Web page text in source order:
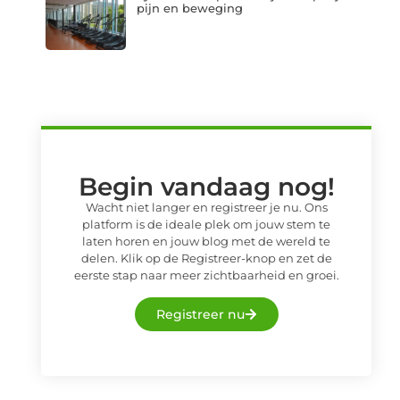
pijn en beweging
Begin vandaag nog!
Wacht niet langer en registreer je nu. Ons
platform is de ideale plek om jouw stem te
laten horen en jouw blog met de wereld te
delen. Klik op de Registreer-knop en zet de
eerste stap naar meer zichtbaarheid en groei.
Registreer nu